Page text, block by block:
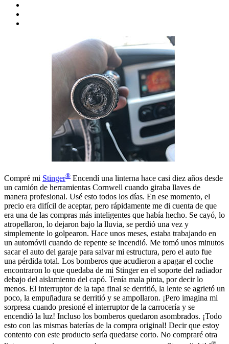
Compré mi Stinger® Encendí una linterna hace casi diez años desde
un camión de herramientas Cornwell cuando giraba llaves de
manera profesional. Usé esto todos los días. En ese momento, el
precio era difícil de aceptar, pero rápidamente me di cuenta de que
era una de las compras más inteligentes que había hecho. Se cayó, lo
atropellaron, lo dejaron bajo la lluvia, se perdió una vez y
simplemente lo golpearon. Hace unos meses, estaba trabajando en
un automóvil cuando de repente se incendió. Me tomó unos minutos
sacar el auto del garaje para salvar mi estructura, pero el auto fue
una pérdida total. Los bomberos que acudieron a apagar el coche
encontraron lo que quedaba de mi Stinger en el soporte del radiador
debajo del aislamiento del capó. Tenía mala pinta, por decir lo
menos. El interruptor de la tapa final se derritió, la lente se agrietó un
poco, la empuñadura se derritió y se ampollaron. ¡Pero imagina mi
sorpresa cuando presioné el interruptor de la carrocería y se
encendió la luz! Incluso los bomberos quedaron asombrados. ¡Todo
esto con las mismas baterías de la compra original! Decir que estoy
contento con este producto sería quedarse corto. No compraré otra